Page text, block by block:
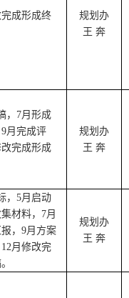
完成形成终
规划办
王 奔
， 7月形成
9月完成评
改完成形成
规划办
王 奔
，5月启动
材料， 7月
，9月方案
12月修改完
规划办
王 奔